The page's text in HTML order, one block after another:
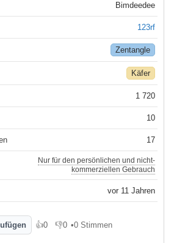
Bimdeedee
123rf
Zentangle
Käfer
1 720
10
17
Nur für den persönlichen und nicht-
kommerziellen Gebrauch
vor 11 Jahren
👍0
Gefällt mir
👎0
Gefällt mir nicht
•0 Stimmen